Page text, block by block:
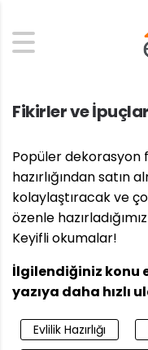
Search
Fikirler ve
Popüler dekorasyon
hazırlığından satın
kolaylaştıracak ve
özenle
Keyifli okumalar!
İlgilendiğiniz konu
yazıya daha hızlı
Evlilik Hazırlığı